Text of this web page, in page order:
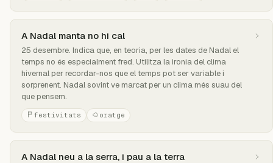
A Nadal manta no hi cal
25 desembre. Indica que, en teoria, per les dates de Nadal el
temps no és especialment fred. Utilitza la ironia del clima
hivernal per recordar-nos que el temps pot ser variable i
sorprenent. Nadal sovint ve marcat per un clima més suau del
que pensem.
festivitats oratge
A Nadal neu a la serra, i pau a la terra